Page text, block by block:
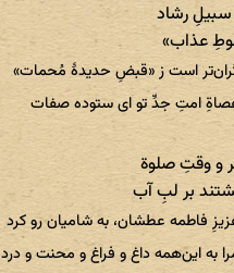
رشاد
عذاب»
است ز «قبضِ حدیدهٔ مُحمات»
امتِ جدِّ تو ای ستوده صفات
و وقتِ صلوة
بر لبِ آب
فاطمه عطشان، به شامیان رو کرد
به این‌همه داغ و فراغ و محنت و درد